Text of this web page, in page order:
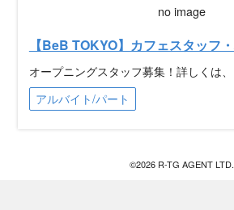
no image
【BeB TOKYO】カフェスタッフ
オープニングスタッフ募集！詳しくは、
アルバイト/パート
©2026R-TG AGENT LTD.